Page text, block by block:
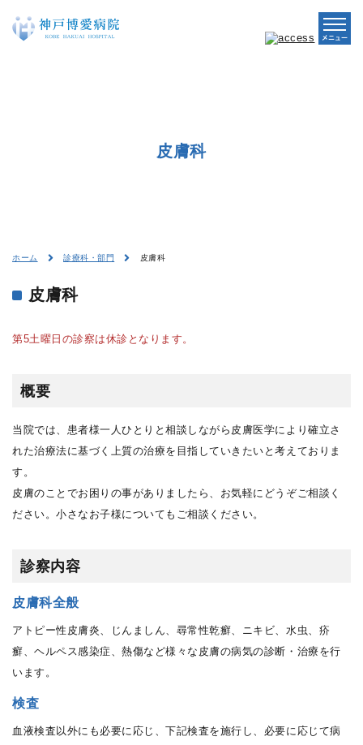
皮膚科
ホーム 診療科・部門 皮膚科
皮膚科
第5土曜日の診察は休診となります。
概要
当院では、患者様一人ひとりと相談しながら皮膚医学により確立さ
れた治療法に基づく上質の治療を目指していきたいと考えておりま
す。
皮膚のことでお困りの事がありましたら、お気軽にどうぞご相談く
ださい。小さなお子様についてもご相談ください。
診察内容
皮膚科全般
アトピー性皮膚炎、じんましん、尋常性乾癬、ニキビ、水虫、疥
癬、ヘルペス感染症、熱傷など様々な皮膚の病気の診断・治療を行
います。
検査
血液検査以外にも必要に応じ、下記検査を施行し、必要に応じて病